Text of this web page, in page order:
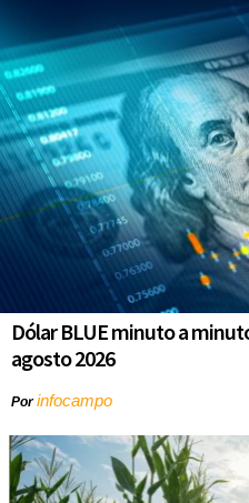
Dólar BLUE minuto a
agosto 2026
Porinfocampo